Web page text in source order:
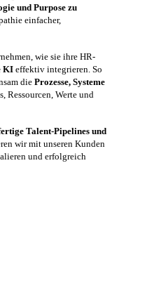
und Purpose zu
einfacher,
wie sie ihre HR-
KI effektiv integrieren. So
die Prozesse, Systeme
Ressourcen, Werte und
Talent-Pipelines und
wir mit unseren Kunden
und erfolgreich